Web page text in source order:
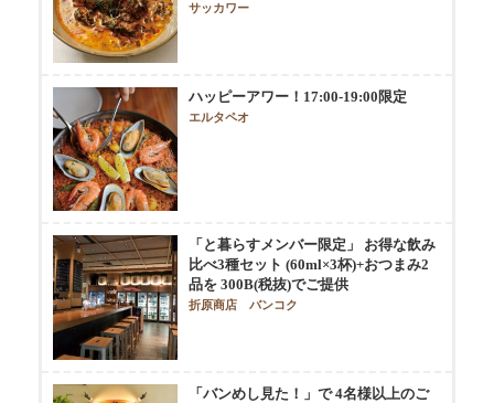
サッカワー
ハッピーアワー！17:00-19:00限定
エルタペオ
「と暮らすメンバー限定」 お得な飲み
比べ3種セット (60ml×3杯)+おつまみ2
品を 300B(税抜)でご提供
折原商店 バンコク
「バンめし見た！」で 4名様以上のご